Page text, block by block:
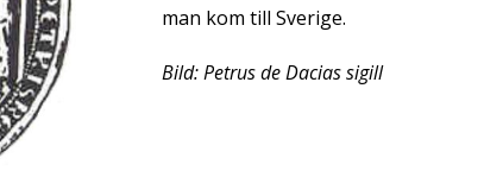
man kom till Sverige.
Bild: Petrus de Dacias sigill